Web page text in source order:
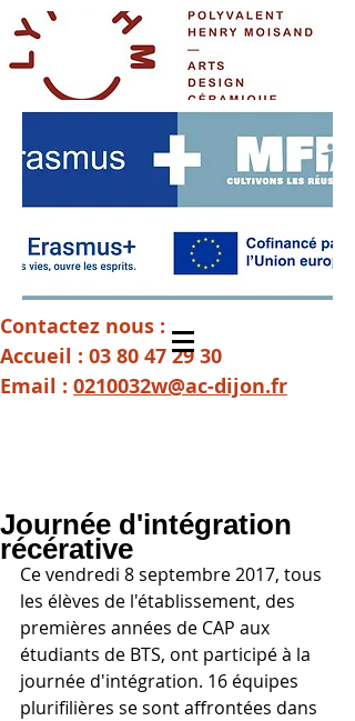
Contactez nous :
Accueil : 03 80 47 29 30
Email : 0210032w@ac-dijon.fr
Journée d'intégration
récérative
Ce vendredi 8 septembre 2017, tous
les élèves de l'établissement, des
premières années de CAP aux
étudiants de BTS, ont participé à la
journée d'intégration. 16 équipes
plurifilières se sont affrontées dans